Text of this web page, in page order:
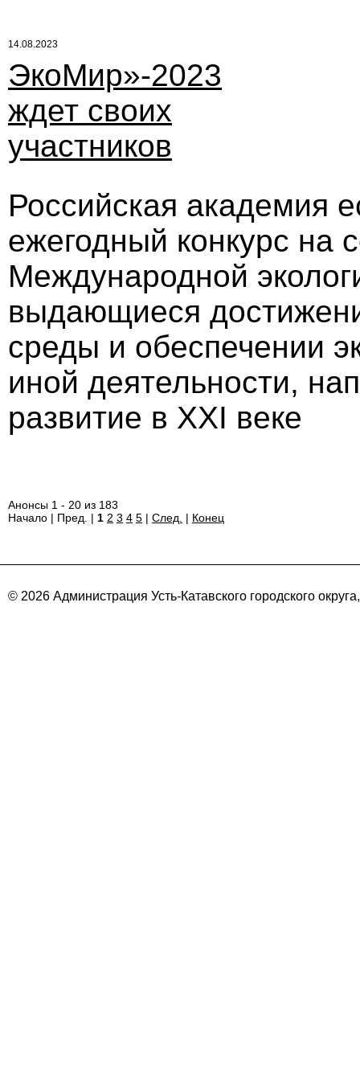
14.08.2023
ЭкоМир»-2023
ждет своих
участников
Российская академия
ежегодный конкурс на
Международной
выдающиеся
среды и обеспечении
иной деятельности,
развитие в ХХI веке
Анонсы 1 - 20 из 183
Начало | Пред. | 1 2 3 4 5 | След. | Конец
© 2026 Администрация Усть-Катавского городского